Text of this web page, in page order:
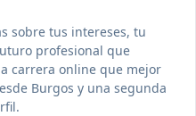
sobre tus intereses, tu
profesional que
carrera online que mejor
Burgos y una segunda